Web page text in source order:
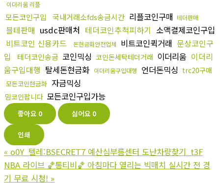
이더리움 리플
모든코인구입 국내거래소fds송금시간 리플코인구매 테더판매
블테판매 usdc판매처 테더코인추척피하기 소액결제코인구입
비트코인 신용카드
돈현금화안전업체 비트코인퀵거래 문상코인구
입
테더코인송금 코인믹싱 코인돈세탁테더거래 이더리움 이더리
움구입대행 탈세돈현금화 이더리움구입대행 언더돈믹싱 trc20구매
모든코인현금화 자금믹싱
밈코인팝니다 모든코인구입가능
좋아요 0 싫어요 0
인쇄
« o0Y_텔레:BSECRET7 예산심부름센터 도난차량찾기_t3F
NBA 라이브 🏀통티비🏀 아침마다 열리는 빅매치 실시간 전 경
기 무료 시청! »